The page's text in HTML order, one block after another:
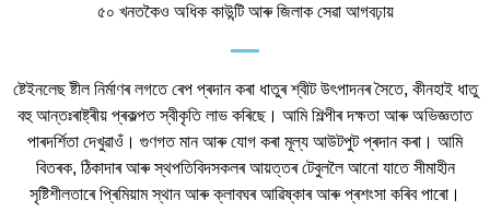
৫০ খনতকৈও অধিক কাউন্টি আৰু জিলাক সেৱা আগবঢ়ায়
ষ্টেইনলেছ ষ্টীল নিৰ্মাণৰ লগতে ৰেপ প্ৰদান কৰা ধাতুৰ শ্বীট উৎপাদনৰ সৈতে, কীনহাই ধাতু
বহু আন্তঃৰাষ্ট্ৰীয় প্ৰকল্পত স্বীকৃতি লাভ কৰিছে। আমি শিল্পীৰ দক্ষতা আৰু অভিজ্ঞতাত
পাৰদৰ্শিতা দেখুৱাওঁ। গুণগত মান আৰু যোগ কৰা মূল্য আউটপুট প্ৰদান কৰা। আমি
বিতৰক, ঠিকাদাৰ আৰু স্থপতিবিদসকলৰ আয়ত্তৰ টেবুললৈ আনো যাতে সীমাহীন
সৃষ্টিশীলতাৰে প্ৰিমিয়াম স্থান আৰু ক্লাবঘৰ আৱিষ্কাৰ আৰু প্ৰশংসা কৰিব পাৰো।